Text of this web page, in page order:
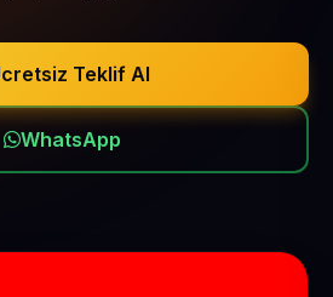
Teklif Al
WhatsApp